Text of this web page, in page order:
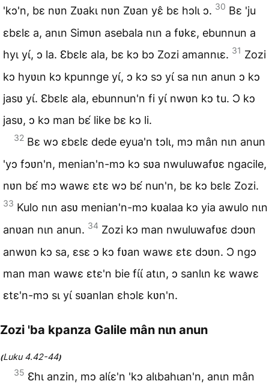
'kɔ'n, bɛ nʋn Zʋakɩ nʋn Zʋan yɛ̂ bɛ hɔlɩ ɔ. 30 Bɛ 'ju
ɛbɛlɛ a, anɩn Simʋn asebala nɩn a fʋkɛ, ebunnun a
hyɩ yɩ́, ɔ la. Ɛbɛlɛ ala, bɛ kɔ bɔ Zozi amannɩɛ. 31 Zozi
kɔ hyʋɩn kɔ kpunnge yɩ́, ɔ kɔ sɔ yɩ́ sa nɩn anun ɔ kɔ
jasʋ yɩ́. Ɛbɛlɛ ala, ebunnun'n fi yɩ́ nwʋn kɔ tu. Ɔ kɔ
jasʋ, ɔ kɔ man bɛ́ like bɛ kɔ li.
32 Bɛ wɔ ɛbɛlɛ dede eyua'n tɔlɩ, mɔ mân nɩn anun
'yɔ fɔʋn'n, menian'n-mɔ kɔ sʋa nwuluwafʋɛ ngacile,
nʋn bɛ́ mɔ wawɛ ɛtɛ wɔ bɛ́ nun'n, bɛ kɔ bɛlɛ Zozi.
33 Kulo nɩn asʋ menian'n-mɔ kʋalaa kɔ yia awulo nɩn
anʋan nɩn anun. 34 Zozi kɔ man nwuluwafʋɛ dɔʋn
anwʋn kɔ sa, ɛsɛ ɔ kɔ fʋan wawɛ ɛtɛ dɔʋn. Ɔ ngɔ
man man wawɛ ɛtɛ'n bie fɩ́ɩ́ atɩn, ɔ sanlɩn kɛ wawɛ
ɛtɛ'n-mɔ sɩ yɩ́ sʋanlan ɛhɔlɛ kʋn'n.
Zozi 'ba kpanza Galile mân nɩn anun
(Luku 4.42-44)
35 Ɛhɩ anzin, mɔ alɩ́ɛ'n 'kɔ alɩbahɩan'n, anɩn mân